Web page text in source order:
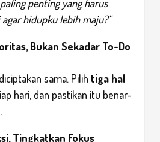
paling penting yang harus
hidupku lebih maju?”
Bukan Sekadar To-Do
sama. Pilih tiga hal
hari, dan pastikan itu benar-
Tingkatkan Fokus